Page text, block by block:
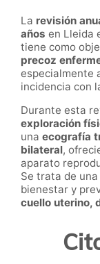
La revisión
años en Lleida
tiene como
precoz
especialmente
incidencia con
Durante esta
exploración
una ecografía
bilateral,
aparato
Se trata de
bienestar y
cuello uterino,